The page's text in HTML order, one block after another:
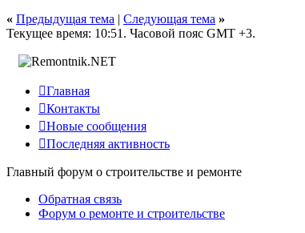
« Предыдущая тема | Следующая тема »
Текущее время: 10:51 . Часовой пояс GMT +3.
Главная
Контакты
Новые сообщения
Последняя активность
Главный форум о строительстве и ремонте
Обратная связь
Форум о ремонте и строительстве